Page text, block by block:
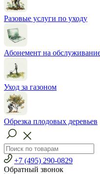
Разовые услуги по уходу
Абонемент на
Уход за газоном
Обрезка плодовых деревьев
+7 (495) 290-0829
Обратный звонок